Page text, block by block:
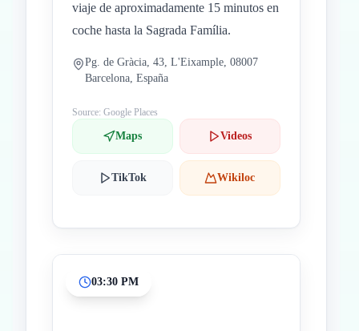
viaje de aproximadamente 15 minutos en
coche hasta la Sagrada Família.
Pg. de Gràcia, 43, L'Eixample, 08007
Barcelona, España
Source: Google Places
Maps Videos
TikTok Wikiloc
03:30 PM